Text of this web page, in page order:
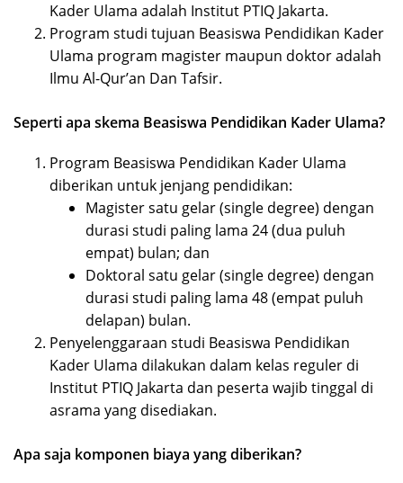
Kader Ulama adalah Institut PTIQ Jakarta.
Program studi tujuan Beasiswa Pendidikan Kader
Ulama program magister maupun doktor adalah
Ilmu Al-Qur’an Dan Tafsir.
Seperti apa skema Beasiswa Pendidikan Kader Ulama?
Program Beasiswa Pendidikan Kader Ulama
diberikan untuk jenjang pendidikan:
Magister satu gelar (single degree) dengan
durasi studi paling lama 24 (dua puluh
empat) bulan; dan
Doktoral satu gelar (single degree) dengan
durasi studi paling lama 48 (empat puluh
delapan) bulan.
Penyelenggaraan studi Beasiswa Pendidikan
Kader Ulama dilakukan dalam kelas reguler di
Institut PTIQ Jakarta dan peserta wajib tinggal di
asrama yang disediakan.
Apa saja komponen biaya yang diberikan?